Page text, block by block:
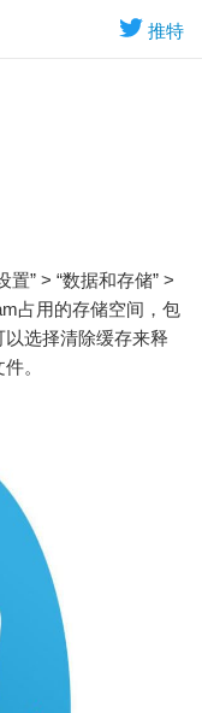
推特
” > “数据和存储” >
占用的存储空间，包
选择清除缓存来释
。